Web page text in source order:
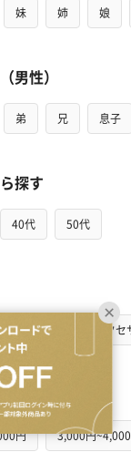
妹 姉 娘
男性）
弟 兄 息子
探す
40代 50代
ァッション アク
円 3,000円